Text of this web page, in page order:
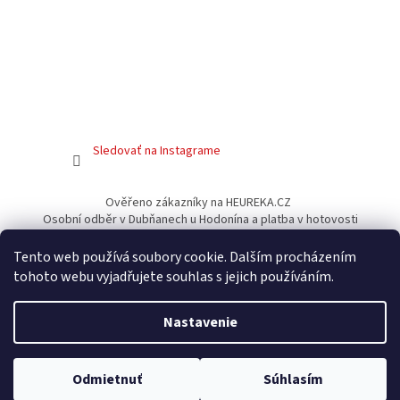
Tento web používá soubory cookie. Dalším procházením
tohoto webu vyjadřujete souhlas s jejich používáním.
Nastavenie
Odmietnuť Súhlasím
Vážení zákazníci, do konca mája zasielame tovar výlučne
Sledovať na Instagrame
Ověřeno zákazníky na HEUREKA.CZ
Osobní odběr v Dubňanech u Hodonína a platba v hotovosti
Vytvoril Shoptet
Copyright 2026Gamershouse.cz . Všetky práva vyhradené.